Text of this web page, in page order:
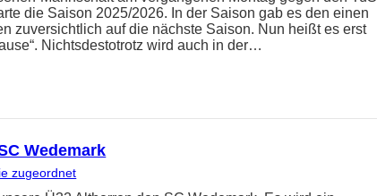
die Saison 2025/2026. In der Saison gab es den einen
zuversichtlich auf die nächste Saison. Nun heißt es erst
Nichtsdestotrotz wird auch in der…
Wedemark
zugeordnet